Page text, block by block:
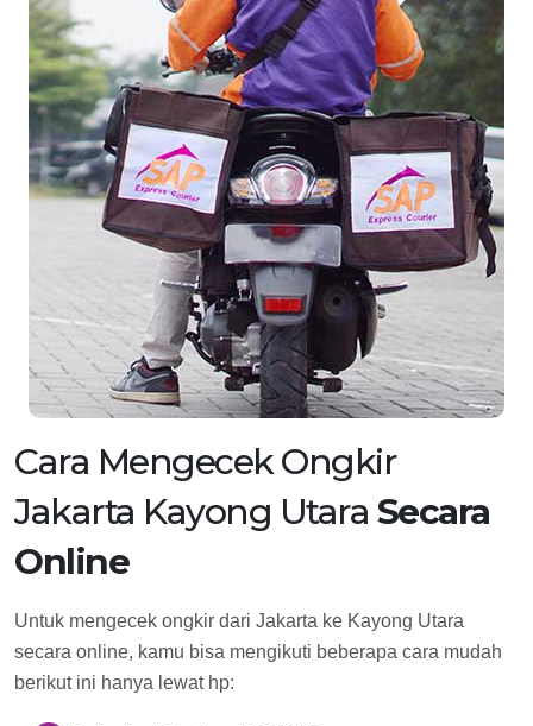
Cara Mengecek Ongkir
Jakarta Kayong Utara Secara
Online
Untuk mengecek ongkir dari Jakarta ke Kayong Utara
secara online, kamu bisa mengikuti beberapa cara mudah
berikut ini hanya lewat hp: